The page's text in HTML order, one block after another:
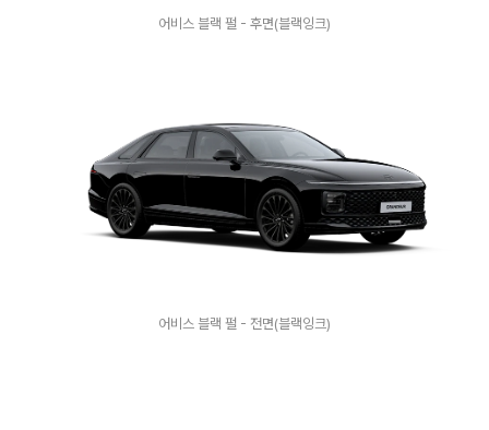
어비스 블랙 펄 - 후면(블랙잉크)
어비스 블랙 펄 - 전면(블랙잉크)